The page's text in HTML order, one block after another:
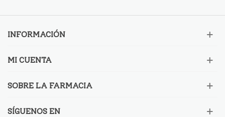
INFORMACIÓN
MI CUENTA
SOBRE LA FARMACIA
SÍGUENOS EN